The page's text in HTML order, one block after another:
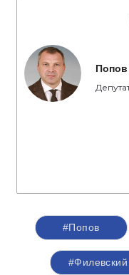
Попов
#Попов